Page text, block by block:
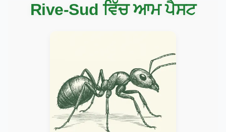
Rive-Sud ਵਿੱਚ ਆਮ ਪੈਸਟ